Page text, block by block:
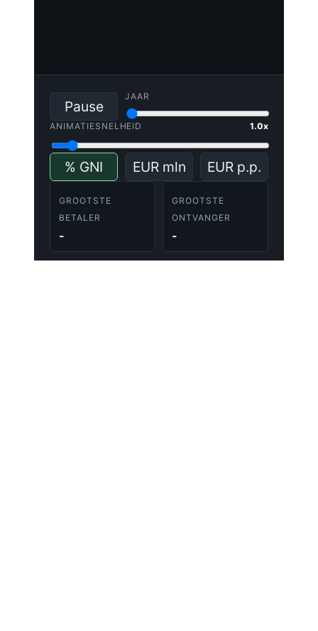
Pause
JAAR
ANIMATIESNELHEID 1.0x
% GNI EUR mln EUR p.p.
GROOTSTE
BETALER
-
GROOTSTE
ONTVANGER
-